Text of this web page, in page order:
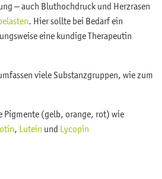
– auch Bluthochdruck und Herzrasen
. Hier sollte bei Bedarf ein
eine kundige Therapeutin
viele Substanzgruppen, wie zum
Pigmente (gelb, orange, rot) wie
, Lutein und Lycopin